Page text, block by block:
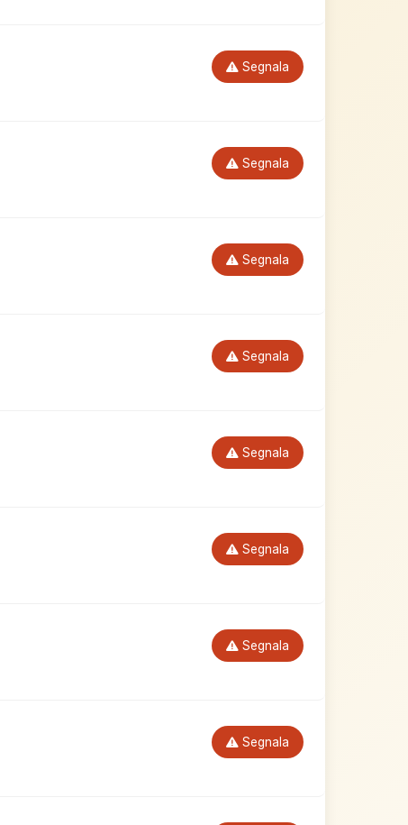
Segnala
Segnala
Segnala
Segnala
Segnala
Segnala
Segnala
Segnala